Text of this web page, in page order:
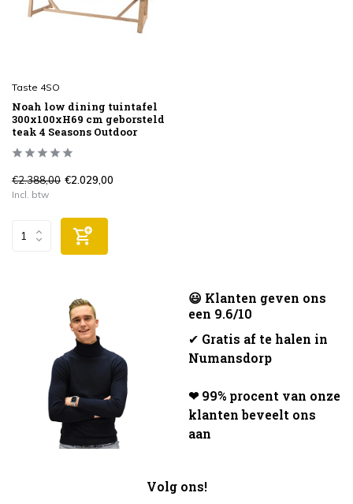
Taste 4SO
Noah low dining tuintafel
300x100xH69 cm geborsteld
teak 4 Seasons Outdoor
€2.388,00 €2.029,00
Incl. btw
😃 Klanten geven ons
een 9.6/10
✔ Gratis af te halen in
Numansdorp
❤ 99% procent van onze
klanten beveelt ons
aan
Volg ons!